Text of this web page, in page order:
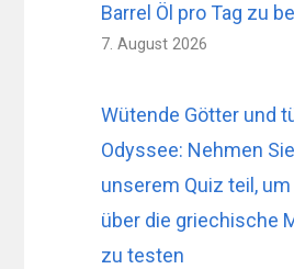
Barrel Öl pro Tag zu
7. August 2026
Wütende Götter und
Odyssee: Nehmen
unserem Quiz teil,
über die griechische
zu testen